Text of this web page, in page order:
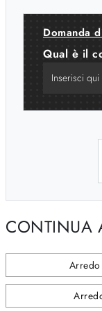
Domanda
Qual è il
CONTINUA